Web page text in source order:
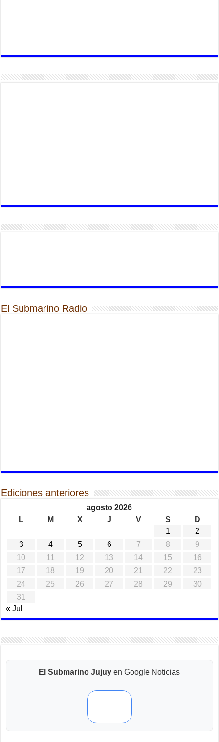
El Submarino Radio
Ediciones anteriores
agosto 2026
L
M X J V S
D
1
2
3
4 5 6 7 8
9
10
11 12 13 14 15
16
17
18 19 20 21 22
23
24
25 26 27 28 29
30
31
« Jul
El Submarino Jujuy en Google Noticias